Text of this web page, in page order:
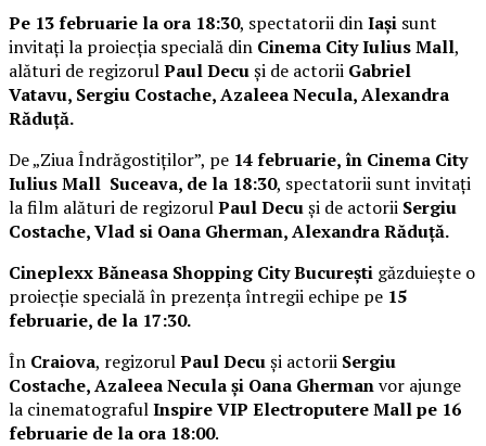
Pe 13 februarie la ora 18:30, spectatorii dinIași sunt
invitați la proiecția specială din Cinema City Iulius Mall,
alături de regizorulPaul Decuși de actorii Gabriel
Vatavu, Sergiu Costache, Azaleea Necula, Alexandra
Răduță.
De „Ziua Îndrăgostiților”, pe 14 februarie, în Cinema City
Iulius Mall Suceava, de la 18:30, spectatorii sunt invitați
la film alături de regizorulPaul Decuși de actorii Sergiu
Costache, Vlad si Oana Gherman, Alexandra Răduță.
Cineplexx Băneasa Shopping City București găzduiește o
proiecție specială în prezența întregii echipe pe 15
februarie, de la 17:30.
În Craiova, regizorulPaul Decuși actorii Sergiu
Costache, Azaleea Necula și Oana Ghermanvor ajunge
la cinematografulInspire VIP Electroputere Mall pe 16
februarie de la ora 18:00.